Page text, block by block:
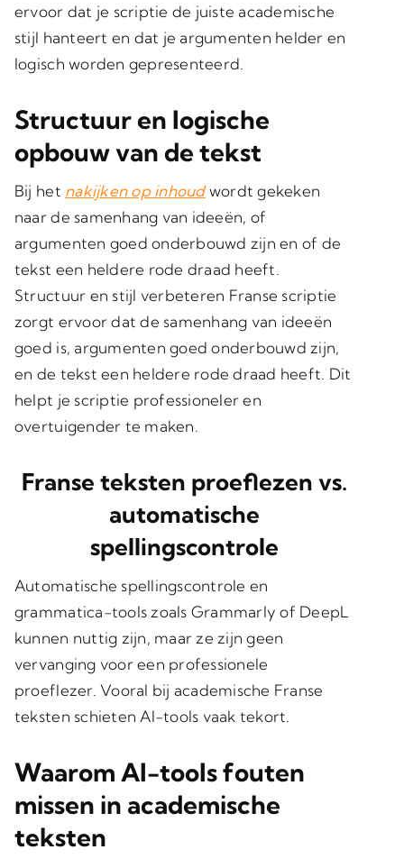
ervoor dat je scriptie de juiste academische
stijl hanteert en dat je argumenten helder en
logisch worden gepresenteerd.
Structuur en logische
opbouw van de tekst
Bij het nakijken op inhoudwordt gekeken
naar de samenhang van ideeën, of
argumenten goed onderbouwd zijn en of de
tekst een heldere rode draad heeft.
Structuur en stijl verbeteren Franse scriptie
zorgt ervoor dat de samenhang van ideeën
goed is, argumenten goed onderbouwd zijn,
en de tekst een heldere rode draad heeft. Dit
helpt je scriptie professioneler en
overtuigender te maken.
Franse teksten proeflezen vs.
automatische
spellingscontrole
Automatische spellingscontrole en
grammatica-tools zoals Grammarly of DeepL
kunnen nuttig zijn, maar ze zijn geen
vervanging voor een professionele
proeflezer. Vooral bij academische Franse
teksten schieten AI-tools vaak tekort.
Waarom AI-tools fouten
missen in academische
teksten